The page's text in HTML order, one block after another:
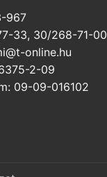
967
33, 30/268-71-00
online.hu
2-09
09-09-016102